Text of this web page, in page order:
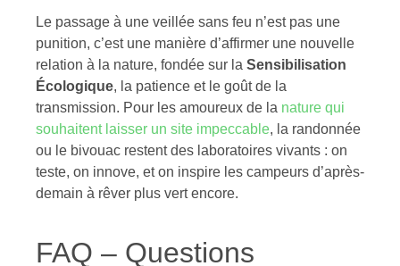
Le passage à une veillée sans feu n’est pas une
punition, c’est une manière d’affirmer une nouvelle
relation à la nature, fondée sur la Sensibilisation
Écologique, la patience et le goût de la
transmission. Pour les amoureux de la nature qui
souhaitent laisser un site impeccable, la randonnée
ou le bivouac restent des laboratoires vivants : on
teste, on innove, et on inspire les campeurs d’après-
demain à rêver plus vert encore.
FAQ – Questions